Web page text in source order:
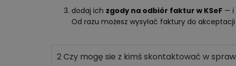
dodaj ich zgody na odbiór faktur w KSeF — i
Od razu możesz wysyłać faktury do
2Czy mogę sie z kimś skontaktować w